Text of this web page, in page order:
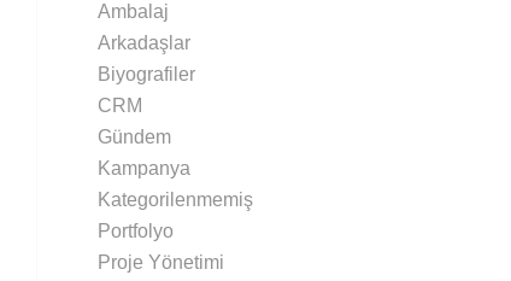
Ambalaj
Arkadaşlar
Biyografiler
CRM
Gündem
Kampanya
Kategorilenmemiş
Portfolyo
Proje Yönetimi